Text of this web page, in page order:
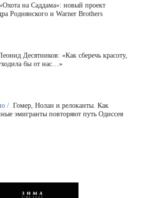
на Саддама»: новый проект
Роднянского и Warner Brothers
Десятников: «Как сберечь красоту,
бы от нас…»
/ Гомер, Нолан и релоканты. Как
эмигранты повторяют путь Одиссея